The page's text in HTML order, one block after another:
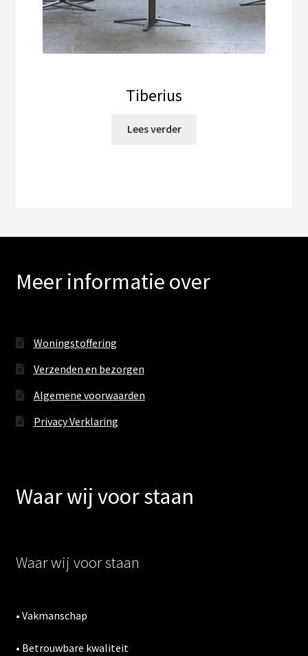
Tiberius
Lees verder
Meer informatie over
Woningstoffering
Verzenden en bezorgen
Algemene voorwaarden
Privacy Verklaring
Waar wij voor staan
Waar wij voor staan
• Vakmanschap
• Betrouwbare kwaliteit